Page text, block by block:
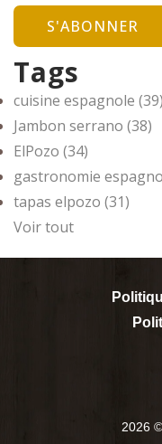
Tags
cuisine espagnole (39)
Jambon serrano (38)
ElPozo (34)
gastronomie
tapas elpozo (31)
Voir tout
2026